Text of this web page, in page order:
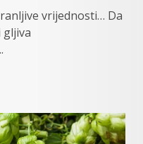
vrijednosti… Da
gljiva